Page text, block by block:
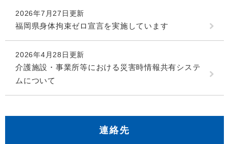
2026年7月27日更新
福岡県身体拘束ゼロ宣言を実施しています
2026年4月28日更新
介護施設・事業所等における災害時情報共有システ
ムについて
連絡先